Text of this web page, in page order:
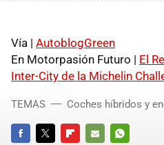
Vía | AutoblogGreen
En Motorpasión Futuro | El
Inter-City de la Michelin
TEMAS Coches híbridos y